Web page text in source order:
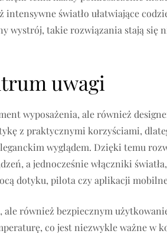
światło ułatwiające
wystrój, takie rozwiązania stają się
uwagi
wyposażenia, ale również
z praktycznymi korzyściami,
wyglądem. Dzięki temu
a jednocześnie włączniki
dotyku, pilota czy aplikacji
również bezpiecznym
co jest niezwykle ważne w